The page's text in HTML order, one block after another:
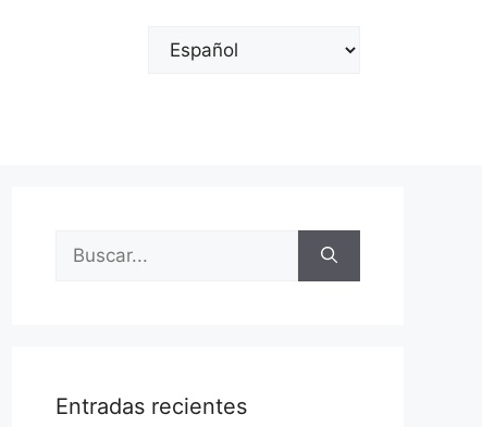
Elegir
Buscar:
Entradas recientes